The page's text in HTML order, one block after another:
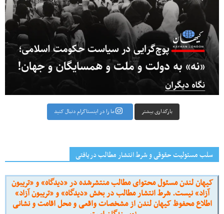
بارگذاری بیشتر ما را در اینستاگرام دنبال کنید
سلب مسئولیت حقوقی و شرط انتشار مطالب دریافتی
کیهان لندن مسئول محتوای مطالب منتشرشده در «دیدگاه» و «تریبون
آزاد» نیست. شرط انتشار مطالب در بخش «دیدگاه» و «تریبون آزاد»
اطلاع محفوظ کیهان لندن از مشخصات واقعی و محل اقامت و نشانی